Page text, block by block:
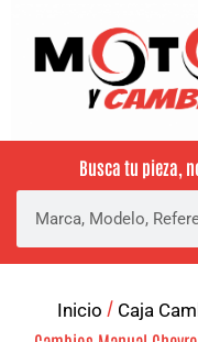
Busca tu pieza,
Inicio / Caja